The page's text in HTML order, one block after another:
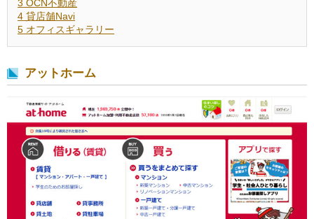
3 OCN不動産
4 貸店舗Navi
5 オフィスギャラリー
アットホーム